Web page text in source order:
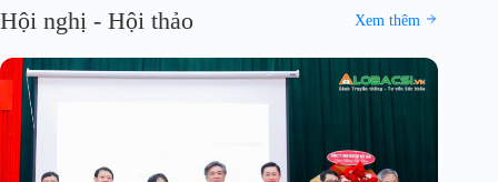
Hội nghị - Hội thảo Xem thêm